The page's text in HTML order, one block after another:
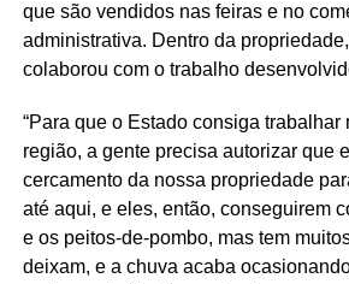
que são vendidos nas feiras e no
administrativa. Dentro da
colaborou com o trabalho
“Para que o Estado consiga trabalhar
região, a gente precisa autorizar que
cercamento da nossa propriedade
até aqui, e eles, então, conseguirem
e os peitos-de-pombo, mas tem
deixam, e a chuva acaba